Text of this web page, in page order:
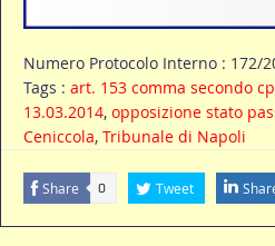
Numero Protocolo Interno : 172/
Tags : art. 153 comma secondo
13.03.2014, opposizione stato
Ceniccola, Tribunale di Napoli
Share 0 Tweet